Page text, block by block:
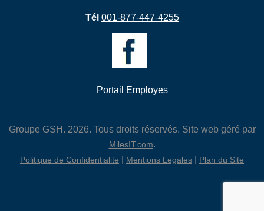
Tél 001-877-447-4255
Portail Employes
Groupe GSH. 2026. Tous droits réservés. Site web géré par
MilesIT.com.
Politique de Confidentialite Mentions Legales Plan du Site